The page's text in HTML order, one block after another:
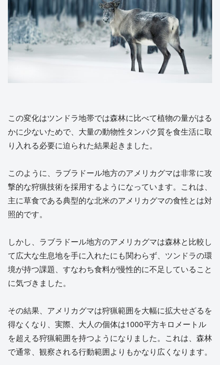
この変化はツンドラ地帯では森林に比べて植物の量がはる
かに少ないためで、大量の動物性タンパク質を食生活に取
り入れる必要に迫られた結果起きました。
このように、ラブラドール地方のアメリカグマは非常に攻
撃的な狩猟技術を採用するようになっています。これは、
主に草食である典型的な北米のアメリカグマの食性とは対
照的です。
しかし、ラブラドール地方のアメリカグマは森林と比較し
て広大な生息地を手に入れたにも関わらず、ツンドラの環
境が持つ課題、すなわち食料が慢性的に不足していること
に気づきました。
その結果、アメリカグマは狩猟範囲を大幅に拡大せざるを
得なくなり、実際、大人の個体は1000平方キロメートル
を超える狩猟範囲を持つようになりました。これは、森林
で通常、観察される行動範囲よりもかなり広くなります。